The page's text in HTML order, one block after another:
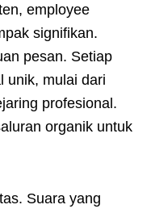
employee
signifikan.
pesan. Setiap
unik, mulai dari
profesional.
organik untuk
Suara yang